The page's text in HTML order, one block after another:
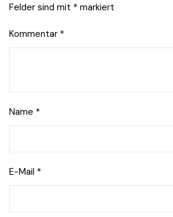
Felder sind mit * markiert
Kommentar *
Name *
E-Mail *